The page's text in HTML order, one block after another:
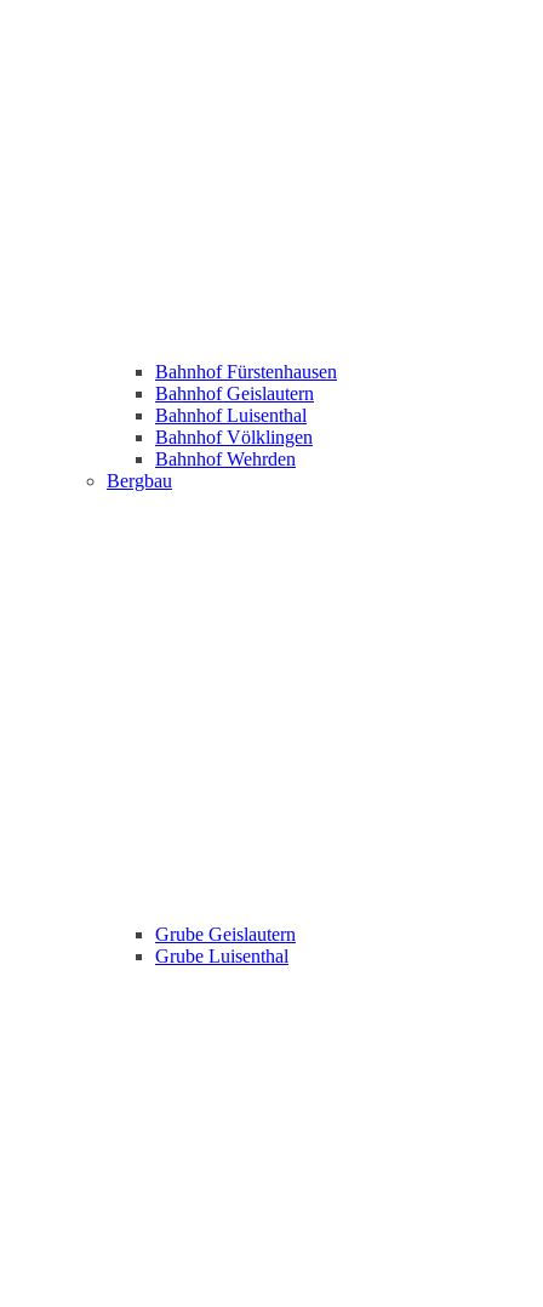
Bahnhof Fürstenhausen
Bahnhof Geislautern
Bahnhof Luisenthal
Bahnhof Völklingen
Bahnhof Wehrden
Bergbau
Grube Geislautern
Grube Luisenthal